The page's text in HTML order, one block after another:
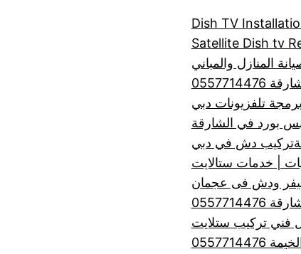
Dish TV
Satellite Dish tv
المنازل والمباني
برمجة تلفزيونات دبي
بورد في الشارقة
تركيب دش في دبي
| خدمات ستالايت
ودش فى عجمان